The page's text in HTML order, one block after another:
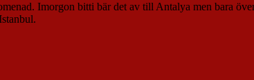
Imorgon bitti bär det av till Antalya men bara